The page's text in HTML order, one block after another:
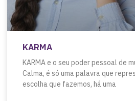
KARMA
KARMA e o seu poder pessoal de
Calma, é só uma palavra que
escolha que fazemos, há uma